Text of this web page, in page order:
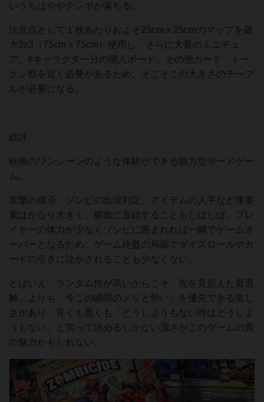
いうちはややテンポが落ちる。
注意点として１枚あたりおよそ25cm x 25cmのマップを最
大3x3（75cm x 75cm）使用し、さらに大量のミニチュ
ア、6キャラクター分の個人ボード、その他カード・トー
クン類を置く必要があるため、そこそこの大きさのテーブ
ルが必要になる。
総評
映画のワンシーンのような体験ができる協力型ボードゲー
ム。
攻撃の成否、ゾンビの出現判定、アイテムの入手など運要
素はかなり大きく、勝敗に直結することもしばしば。プレ
イヤーの体力が少なくゾンビに囲まれれば一瞬でゲームオ
ーバーとなるため、ゲーム終盤の局面でダイスロールやカ
ードの引きに泣かされることも少なくない。
とはいえ、ランダム性が高いからこそ「先を見据えた最適
解」よりも「今この瞬間のノリと勢い」を優先できる楽し
さがあり、良くも悪くも「どうしようもない時はどうしよ
うもない」と笑って諦めるしかない潔さがこのゲームの真
の魅力かもしれない。